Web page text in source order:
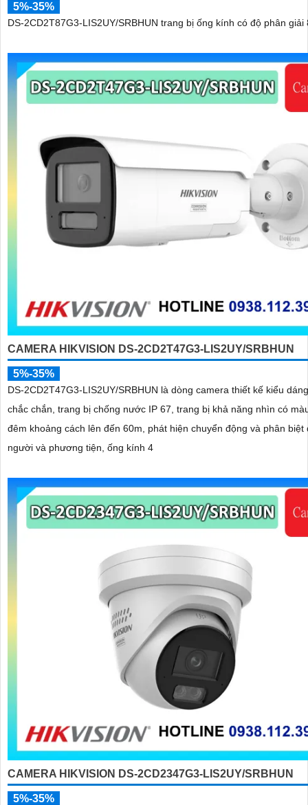
5%-35%
DS-2CD2T87G3-LIS2UY/SRBHUN trang bị ống kính có độ phân giải
CAMERA HIKVISION DS-2CD2T47G3-LIS2UY/SRBHUN
5%-35%
DS-2CD2T47G3-LIS2UY/SRBHUN là dòng camera thiết kế kiểu
chắc chắn, trang bị chống nước IP 67, trang bị khả năng nhìn có màu vào ban
đêm khoảng cách lên đến 60m, phát hiện chuyển động và phân biệt
người và phương tiện, ống kính 4
CAMERA HIKVISION DS-2CD2347G3-LIS2UY/SRBHUN
5%-35%